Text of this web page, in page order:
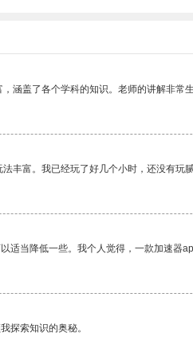
涵盖了各个学科的知识。老师的讲解非常
丰富。我已经玩了好几个小时，还没有玩腻
适当降低一些。我个人觉得，一款加速器
探索知识的奥秘。